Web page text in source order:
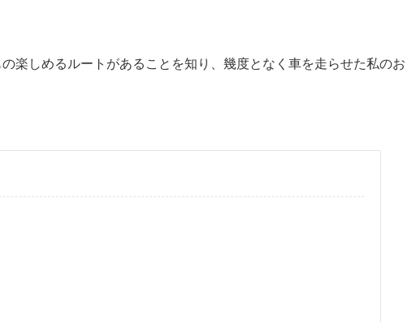
楽しめるルートがあることを知り、幾度となく車を走らせた私のお